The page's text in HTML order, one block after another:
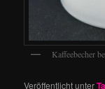
Kaffeebecher
Veröffentlicht unter